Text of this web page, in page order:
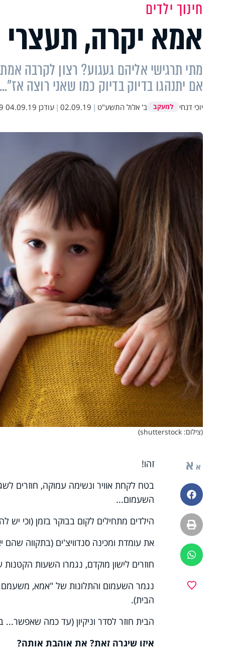
חינוך ילדים
אמא יקרה,
מתי תרגישי אליהם געגוע? רצון לקרבה
אם יתנהגו בדיוק בדיוק כמו שאני רוצה
יוכי דנחי למעקב ב' אלול התשע"ט |
02.09.19
| עודכן 04.09.19 11:29
(צילום: shutterstock)
א א
פייסבוק
הדפסה
ווטסאפ
זהו!
בטח לקחת אוויר ונשימה עמוקה, חוזרים
השעמום...
הילדים מתחילים לקום בבוקר בזמן (וכי יש
את עומדת ומכינה סנדוויצ'ים (בתקווה
חוזרים לישון מוקדם, נגמרו השעות
נגמר השעמום והתלונות של "אמא, משעמם
הבית).
הבית חוזר לסדר וניקיון (עד כמה
איזו שיגרה זאת? את אוהבת אותה?